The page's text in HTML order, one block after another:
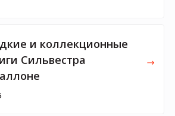
и коллекционные
Сильвестра